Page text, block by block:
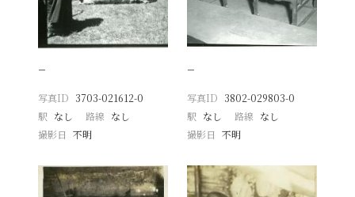
−
写真ID 3703-021612-0
駅 なし 路線 なし
撮影日
不明
−
写真ID 3802-029803-0
駅 なし 路線 なし
撮影日 不明